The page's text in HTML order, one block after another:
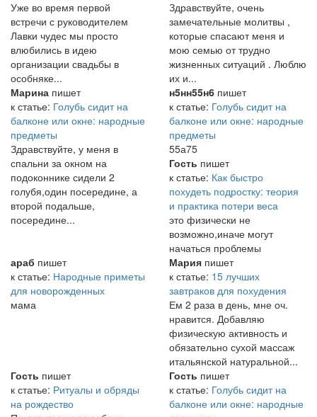
Уже во время первой
встречи с руководителем
Лавки чудес мы просто
влюбились в идею
организации свадьбы в
особняке...
Здравствуйте, очень
замечательные молитвы ,
которые спасают меня и
мою семью от трудно
жизненных ситуаций . Люблю
их и...
Марина пишет
к статье: Голубь сидит на
балконе или окне: народные
предметы
Здравствуйте, у меня в
спальни за окном на
подоконнике сидели 2
голубя,один посередине, а
второй подальше,
посередине...
н5нн55н6 пишет
к статье: Голубь сидит на
балконе или окне: народные
предметы
55а75
Гость пишет
к статье: Как быстро
похудеть подростку: теория
и практика потери веса
это физически не
возможно,иначе могут
начаться проблемы
араб пишет
к статье: Народные приметы
для новорожденных
мама
Мария пишет
к статье: 15 лучших
завтраков для похудения
Ем 2 раза в день, мне оч.
нравится. Добавляю
физическую активность и
обязательно сухой массаж
итальянской натуральной...
Гость пишет
к статье: Ритуалы и обряды
на рождество
Гость пишет
к статье: Голубь сидит на
балконе или окне: народные